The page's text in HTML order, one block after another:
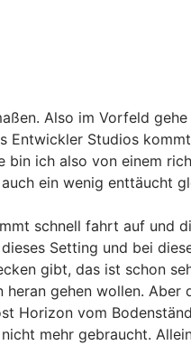
Also im Vorfeld
Entwickler Studios
bin ich also von einem
ein wenig enttäucht
schnell fahrt auf und
Setting und bei
gibt, das ist schon
gehen wollen. Aber
Horizon vom
mehr gebraucht.